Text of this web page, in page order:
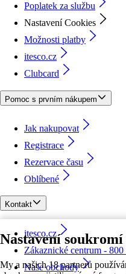
Nastavení soukromí
My a našich 18 partnerů
Poplatek za službu
Nastavení Cookies
Možnosti platby
itesco.cz
Clubcard
Pomoc s prvním nákupem
Jak nakupovat
Registrace
Rezervace času
Oblíbené
Kontakt
itesco.cz
Zákaznické centrum -
Naše obchody